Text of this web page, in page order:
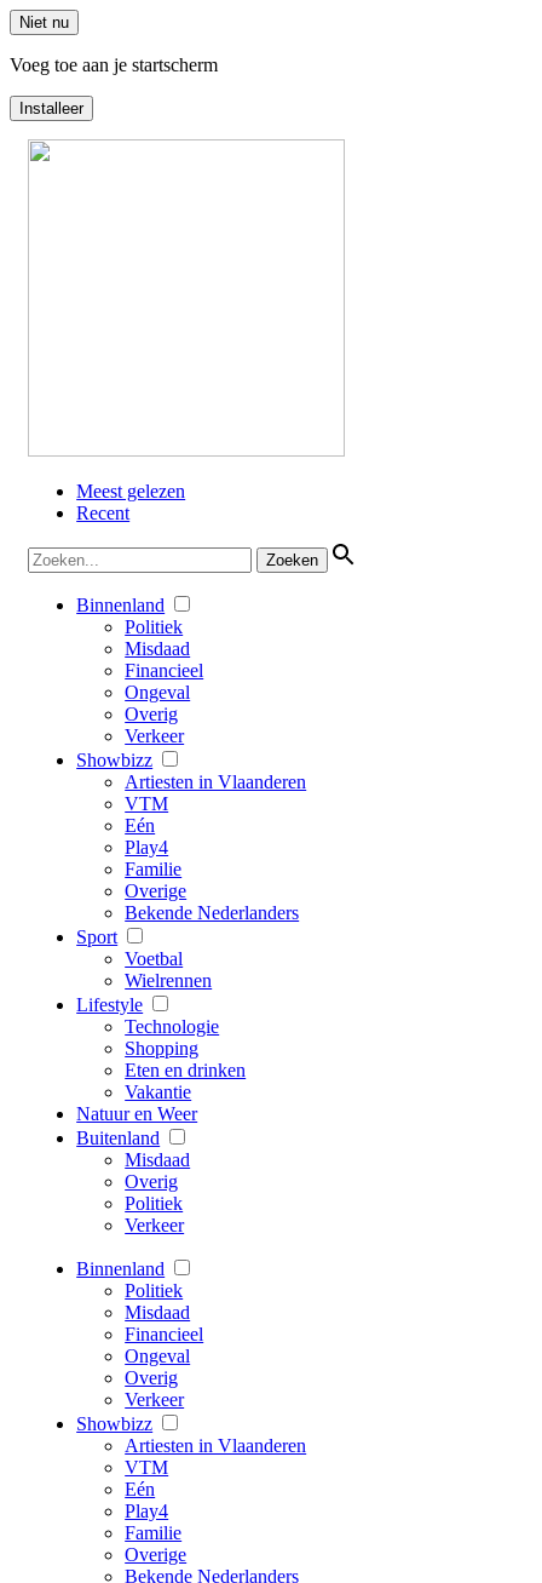
Niet nu
Voeg toe aan je startscherm
Installeer
Meest gelezen
Recent
Binnenland
Politiek
Misdaad
Financieel
Ongeval
Overig
Verkeer
Showbizz
Artiesten in Vlaanderen
VTM
Eén
Play4
Familie
Overige
Bekende Nederlanders
Sport
Voetbal
Wielrennen
Lifestyle
Technologie
Shopping
Eten en drinken
Vakantie
Natuur en Weer
Buitenland
Misdaad
Overig
Politiek
Verkeer
Binnenland
Politiek
Misdaad
Financieel
Ongeval
Overig
Verkeer
Showbizz
Artiesten in Vlaanderen
VTM
Eén
Play4
Familie
Overige
Bekende Nederlanders